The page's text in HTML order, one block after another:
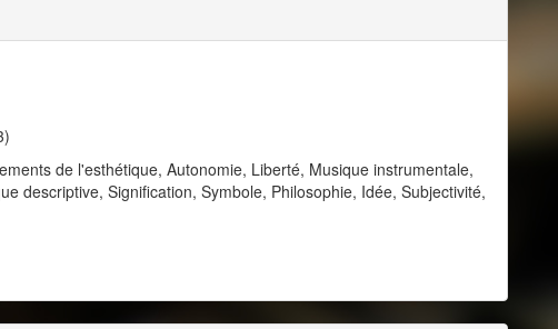
de l'esthétique, Autonomie, Liberté, Musique instrumentale,
descriptive, Signification, Symbole, Philosophie, Idée, Subjectivité,